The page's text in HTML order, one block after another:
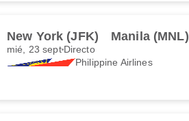
New York (JFK) Manila (MNL)
mié, 23 septDirecto
Philippine Airlines